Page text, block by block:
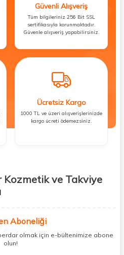
Güvenli Alışveriş
Tüm bilgileriniz 256 Bit SSL
sertifikasıyla korunmaktadır.
Güvenle alışveriş yapabilirsiniz.
Ücretsiz Kargo
1000 TL ve üzeri alışverişlerinizde
kargo ücreti ödemezsiniz.
Kozmetik ve Takviye
gıda ürünlerini sizlerle
dolaşmanıza gerek yok;
altında topluyor ve kapınıza kadar
Aboneliği
olmak için e-bültenimize abone
olun!